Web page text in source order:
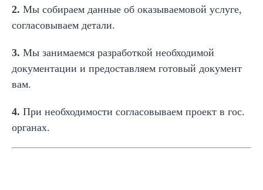
2. Мы собираем данные об оказываемовой услуге,
согласовываем детали.
3. Мы занимаемся разработкой необходимой
документации и предоставляем готовый документ
вам.
4. При необходимости согласовываем проект в гос.
органах.